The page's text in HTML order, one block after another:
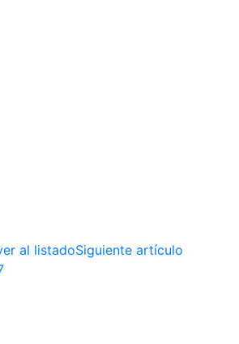
al listadoSiguiente artículo